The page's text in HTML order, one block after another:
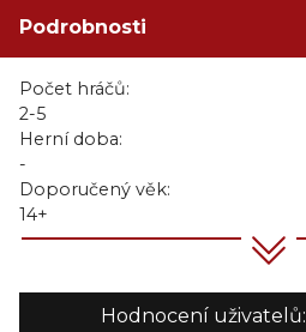
Podrobnosti
Počet hráčů:
2-5
Herní doba:
-
Doporučený věk:
14+
Hodnocení uživatelů: